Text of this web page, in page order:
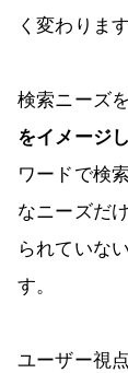
く変わります
検索ニーズ
をイメージ
ワードで検
なニーズだ
られていな
す。
ユーザー視